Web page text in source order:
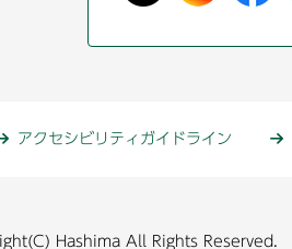
アクセシビリティガイドライン
Hashima All Rights Reserved.